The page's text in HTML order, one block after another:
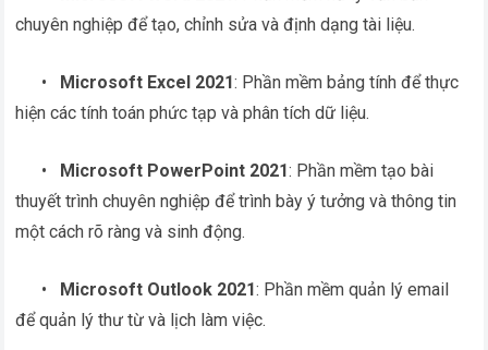
chuyên nghiệp để tạo, chỉnh sửa và định dạng tài liệu.
• Microsoft Excel 2021: Phần mềm bảng tính để thực
hiện các tính toán phức tạp và phân tích dữ liệu.
• Microsoft PowerPoint 2021: Phần mềm tạo bài
thuyết trình chuyên nghiệp để trình bày ý tưởng và thông tin
một cách rõ ràng và sinh động.
• Microsoft Outlook 2021: Phần mềm quản lý email
để quản lý thư từ và lịch làm việc.